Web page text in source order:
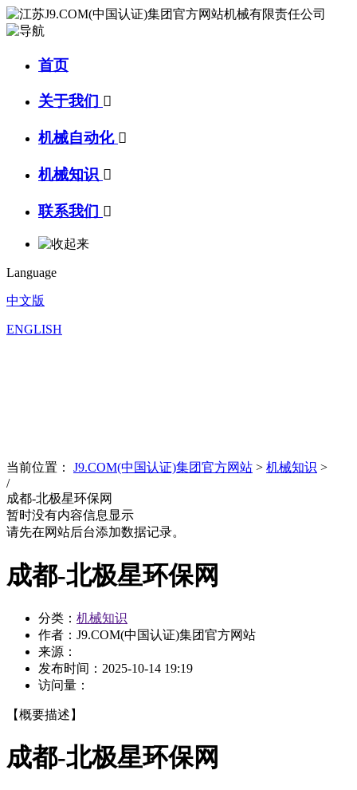
首页
关于我们 
机械自动化 
机械知识 
联系我们 
Language
中文版
ENGLISH
当前位置： J9.COM(中国认证)集团官方网站 > 机械知识 >
/
成都-北极星环保网
暂时没有内容信息显示
请先在网站后台添加数据记录。
成都-北极星环保网
分类： 机械知识
作者：J9.COM(中国认证)集团官方网站
来源：
发布时间： 2025-10-14 19:19
访问量：
【概要描述】
成都-北极星环保网